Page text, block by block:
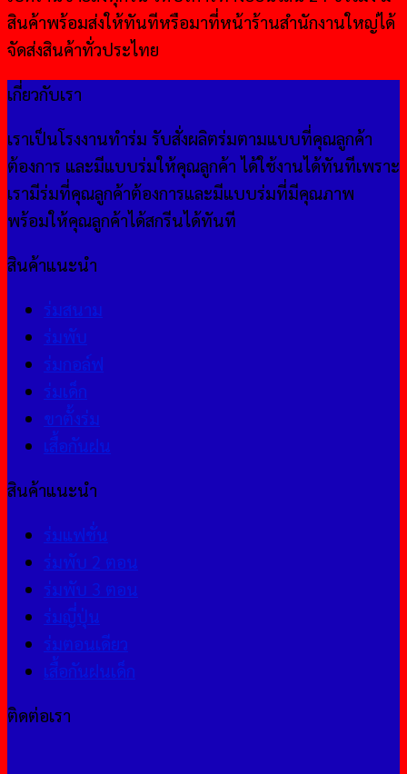
สินค้าพร้อมส่งให้ทันทีหรือมาที่หน้าร้านสำนักงานใหญ่ได้
จัดส่งสินค้าทั่วประไทย
เกี่ยวกับเรา
เราเป็นโรงงานทำร่ม รับสั่งผลิตร่มตามแบบที่คุณลูกค้า
ต้องการ และมีแบบร่มให้คุณลูกค้า ได้ใช้งานได้ทันทีเพราะ
เรามีร่มที่คุณลูกค้าต้องการและมีแบบร่มที่มีคุณภาพ
พร้อมให้คุณลูกค้าได้สกรีนได้ทันที
สินค้าแนะนำ
ร่มสนาม
ร่มพับ
ร่มกอล์ฟ
ร่มเด็ก
ขาตั้งร่ม
เสื้อกันฝน
สินค้าแนะนำ
ร่มแฟชั่น
ร่มพับ 2 ตอน
ร่มพับ 3 ตอน
ร่มญี่ปุ่น
ร่มตอนเดียว
เสื้อกันฝนเด็ก
ติดต่อเรา